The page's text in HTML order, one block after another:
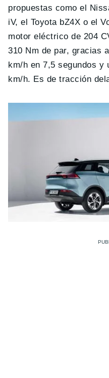
propuestas como el
iV, el Toyota bZ4X o el
motor eléctrico de 204
310 Nm de par, gracias
km/h en 7,5 segundos y
km/h. Es de tracción